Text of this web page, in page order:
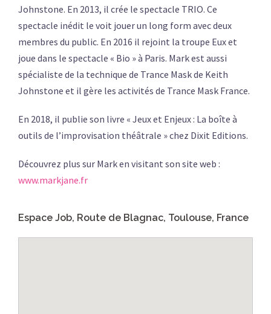
Johnstone. En 2013, il crée le spectacle TRIO. Ce
spectacle inédit le voit jouer un long form avec deux
membres du public. En 2016 il rejoint la troupe Eux et
joue dans le spectacle « Bio » à Paris. Mark est aussi
spécialiste de la technique de Trance Mask de Keith
Johnstone et il gère les activités de Trance Mask France.
En 2018, il publie son livre « Jeux et Enjeux : La boîte à
outils de l’improvisation théâtrale » chez Dixit Editions.
Découvrez plus sur Mark en visitant son site web :
www.markjane.fr
Espace Job, Route de Blagnac, Toulouse, France